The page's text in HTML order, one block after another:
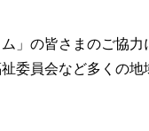
」の皆さまのご協力
委員会など多くの